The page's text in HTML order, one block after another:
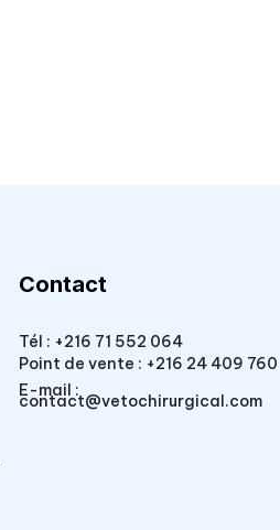
Contact
Tél : +216 71 552 064
Point de vente : +216 24 409 760
E-mail :
contact@vetochirurgical.com